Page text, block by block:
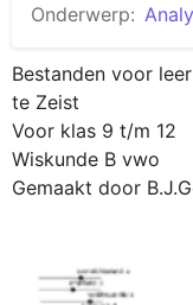
Klas 11
Onderwerp:
Bestanden voor
te Zeist
Voor klas 9 t/m 12
Wiskunde B vwo
Gemaakt door